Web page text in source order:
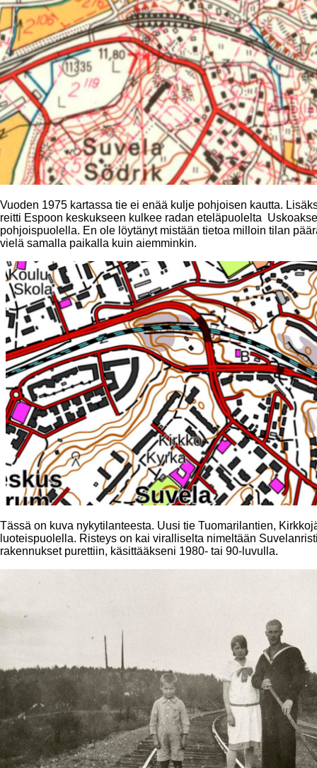
Vuoden 1975 kartassa tie ei enää kulje pohjoisen kautta.
reitti Espoon keskukseen kulkee radan eteläpuolelta
pohjoispuolella. En ole löytänyt mistään tietoa milloin tilan
vielä samalla paikalla kuin aiemminkin.
Tässä on kuva nykytilanteesta. Uusi tie Tuomarilantien,
luoteispuolella. Risteys on kai viralliselta nimeltään
rakennukset purettiin, käsittääkseni 1980- tai 90-luvulla.